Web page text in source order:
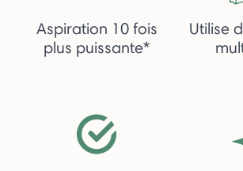
Aspiration 10 fois
plus puissante*
Utilise